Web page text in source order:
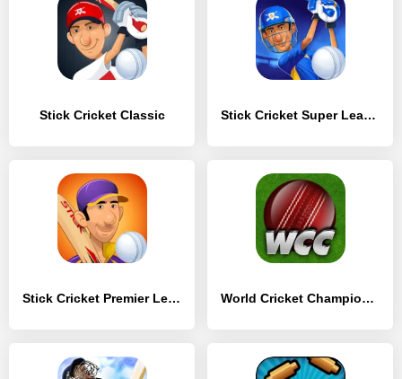
Stick Cricket Classic Stick Cricket Super League
Stick Cricket Premier League World Cricket Championship Lt